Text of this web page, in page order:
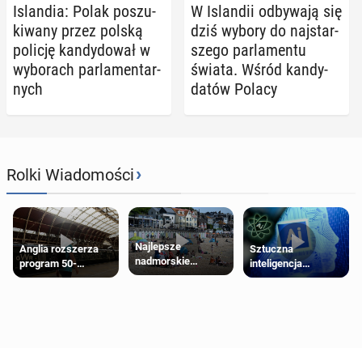
Is­lan­dia: Polak po­szu­
ki­wa­ny przez polską
policję kan­dy­do­wał w
wy­bo­rach par­la­men­tar­
nych
W Is­lan­dii od­by­wa­ją się
dziś wybory do naj­star­
sze­go par­la­men­tu
świata. Wśród kan­dy­
da­tów Polacy
Rolki Wiadomości›
Anglia rozszerza
program 50-
procentowych
Najlepsze
nadmorskie
miasteczko blisko
Sztuczna
inteligencja
próbowała oszukać